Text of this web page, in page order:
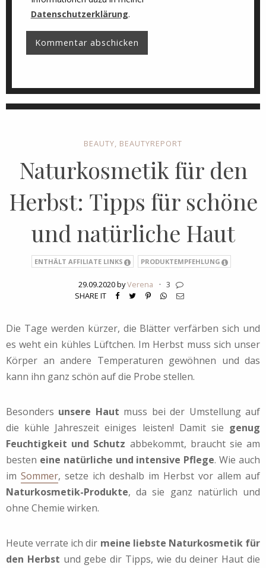
Datenschutzerklärung.
BEAUTY, BEAUTYREPORT
Naturkosmetik für den
Herbst: Tipps für schöne
und natürliche Haut
ENTHÄLT AFFILIATE LINKS PRODUKTEMPFEHLUNG
29.09.2020 byVerena · 3
SHARE IT
Die Tage werden kürzer, die Blätter verfärben sich und
es weht ein kühles Lüftchen. Im Herbst muss sich unser
Körper an andere Temperaturen gewöhnen und das
kann ihn ganz schön auf die Probe stellen.
Besonders unsere Haut muss bei der Umstellung auf
die kühle Jahreszeit einiges leisten! Damit sie genug
Feuchtigkeit und Schutz abbekommt, braucht sie am
besten eine natürliche und intensive Pflege. Wie auch
im Sommer, setze ich deshalb im Herbst vor allem auf
Naturkosmetik-Produkte, da sie ganz natürlich und
ohne Chemie wirken.
Heute verrate ich dir meine liebste Naturkosmetik für
den Herbst und gebe dir Tipps, wie du deiner Haut die